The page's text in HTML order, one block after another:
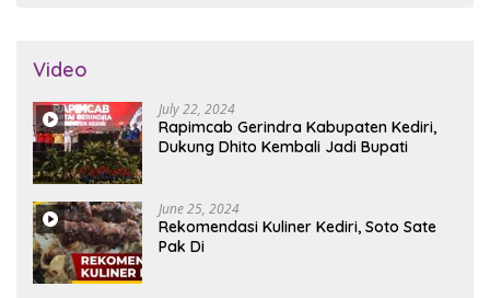
Video
July 22, 2024
Rapimcab Gerindra Kabupaten Kediri,
Dukung Dhito Kembali Jadi Bupati
June 25, 2024
Rekomendasi Kuliner Kediri, Soto Sate
Pak Di